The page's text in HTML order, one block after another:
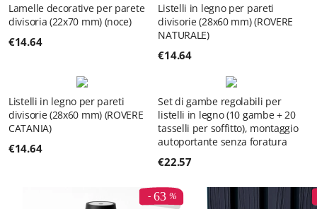
Lamelle decorative per parete
divisoria (22x70 mm) (noce)
€14.64
Listelli in legno per pareti
divisorie (28x60 mm) (ROVERE
NATURALE)
€14.64
Listelli in legno per pareti
divisorie (28x60 mm) (ROVERE
CATANIA)
€14.64
Set di gambe regolabili per
listelli in legno (10 gambe + 20
tasselli per soffitto), montaggio
autoportante senza foratura
€22.57
63